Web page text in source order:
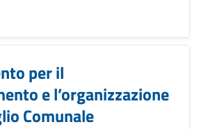
per il
e l’organizzazione
Comunale